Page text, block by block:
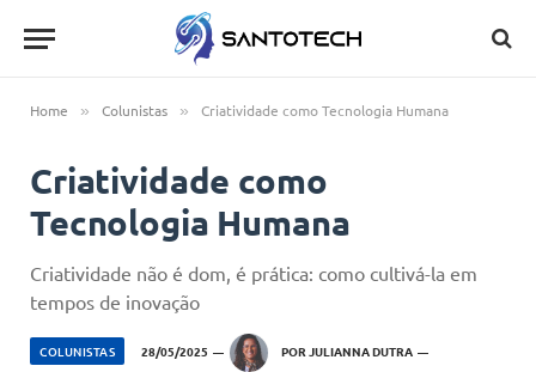
Home » Colunistas » Criatividade como Tecnologia Humana
Criatividade como
Tecnologia Humana
Criatividade não é dom, é prática: como cultivá-la em
tempos de inovação
COLUNISTAS 28/05/2025 POR JULIANNA DUTRA